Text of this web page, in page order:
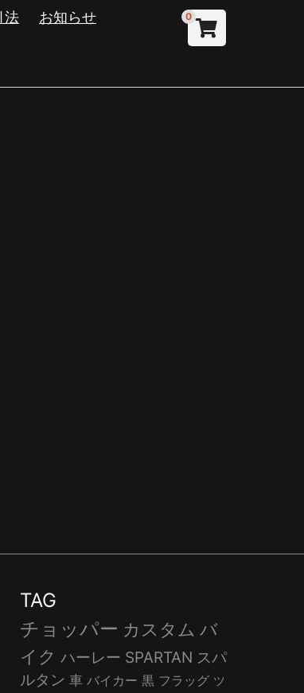
0
法
お知らせ
TAG
チョッパー カスタム バ
イク ハーレー SPARTAN スパ
ルタン 車 バイカー 黒 フラッグ ツ